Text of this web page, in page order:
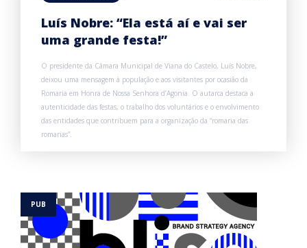
Luís Nobre: “Ela está aí e vai ser
uma grande festa!”
O presidente da Câmara Municipal de Viana do Castelo, Luís Nobre,
deixou uma mensagem à população e aos visitantes por ocasião da
Romaria em Honra de Nossa Senhora d’Agonia. O autarca destaca a
autenticidade das festas, o trabalho dos voluntários e o envolvimento
das entidades que contribuem para a organização da “romaria das
romarias”.